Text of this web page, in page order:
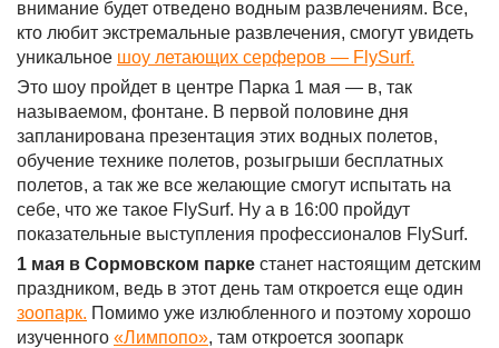
внимание будет отведено водным развлечениям. Все,
кто любит экстремальные развлечения, смогут увидеть
уникальное шоу летающих серферов — FlySurf.
Это шоу пройдет в центре Парка 1 мая — в, так
называемом, фонтане. В первой половине дня
запланирована презентация этих водных полетов,
обучение технике полетов, розыгрыши бесплатных
полетов, а так же все желающие смогут испытать на
себе, что же такое FlySurf. Ну а в 16:00 пройдут
показательные выступления профессионалов FlySurf.
1 мая в Сормовском парке станет настоящим детским
праздником, ведь в этот день там откроется еще один
зоопарк. Помимо уже излюбленного и поэтому хорошо
изученного «Лимпопо», там откроется зоопарк